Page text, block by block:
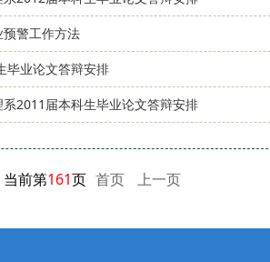
警工作方法
毕业论文答辩安排
2011届本科生毕业论文答辩安排
前第161页 首页 上一页